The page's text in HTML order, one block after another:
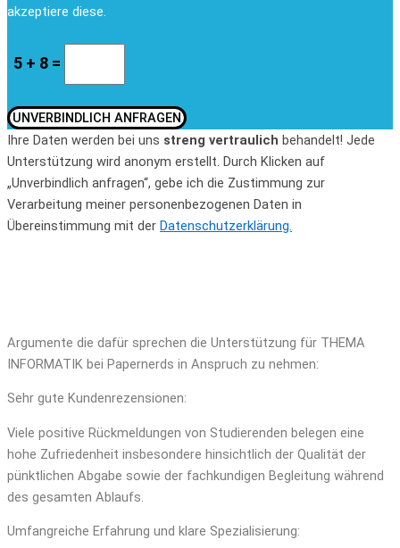
akzeptiere diese.
5 + 8 =
UNVERBINDLICH ANFRAGEN
Ihre Daten werden bei uns streng vertraulich behandelt! Jede
Unterstützung wird anonym erstellt. Durch Klicken auf
„Unverbindlich anfragen“, gebe ich die Zustimmung zur
Verarbeitung meiner personenbezogenen Daten in
Übereinstimmung mit der Datenschutzerklärung.
Argumente die dafür sprechen die Unterstützung für THEMA
INFORMATIK bei Papernerds in Anspruch zu nehmen:
Sehr gute Kundenrezensionen:
Viele positive Rückmeldungen von Studierenden belegen eine
hohe Zufriedenheit insbesondere hinsichtlich der Qualität der
pünktlichen Abgabe sowie der fachkundigen Begleitung während
des gesamten Ablaufs.
Umfangreiche Erfahrung und klare Spezialisierung: